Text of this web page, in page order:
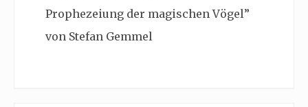
Prophezeiung der magischen Vögel”
von Stefan Gemmel